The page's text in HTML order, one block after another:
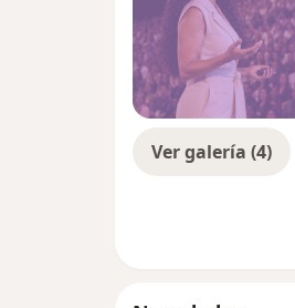
Ver galería (4)